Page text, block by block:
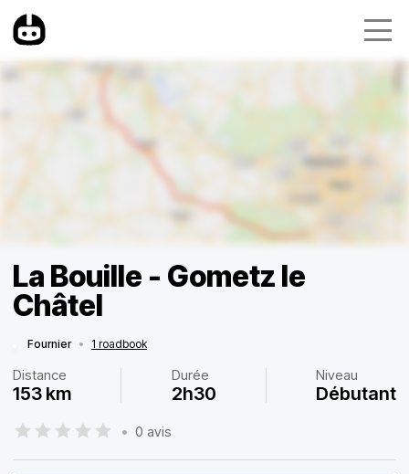
La Bouille - Gometz le
Châtel
Fournier • 1 roadbook
Distance
153 km
Durée
2h30
Niveau
Débutant
• 0 avis